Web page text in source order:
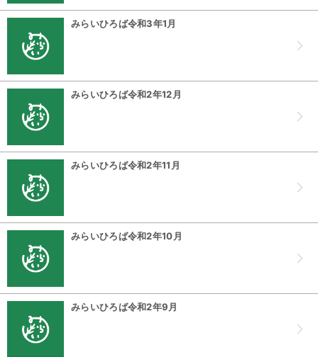
みらいひろば令和3年1月
みらいひろば令和2年12月
みらいひろば令和2年11月
みらいひろば令和2年10月
みらいひろば令和2年9月